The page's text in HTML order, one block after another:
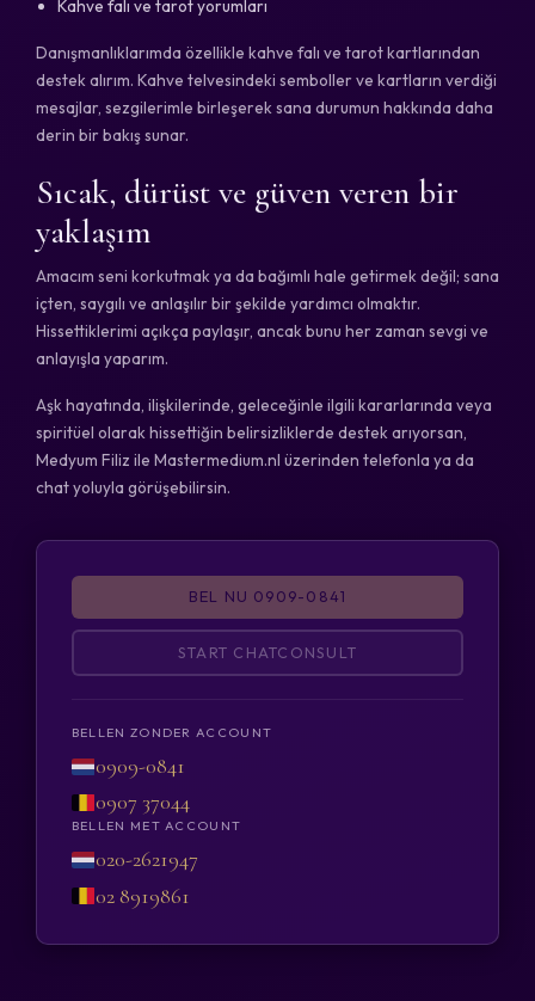
Kahve falı ve tarot yorumları
Danışmanlıklarımda özellikle kahve falı ve tarot kartlarından
destek alırım. Kahve telvesindeki semboller ve kartların verdiği
mesajlar, sezgilerimle birleşerek sana durumun hakkında daha
derin bir bakış sunar.
Sıcak, dürüst ve güven veren bir
yaklaşım
Amacım seni korkutmak ya da bağımlı hale getirmek değil; sana
içten, saygılı ve anlaşılır bir şekilde yardımcı olmaktır.
Hissettiklerimi açıkça paylaşır, ancak bunu her zaman sevgi ve
anlayışla yaparım.
Aşk hayatında, ilişkilerinde, geleceğinle ilgili kararlarında veya
spiritüel olarak hissettiğin belirsizliklerde destek arıyorsan,
Medyum Filiz ile Mastermedium.nl üzerinden telefonla ya da
chat yoluyla görüşebilirsin.
BEL NU 0909-0841
START CHATCONSULT
BELLEN ZONDER ACCOUNT
0909-0841
0907 37044
BELLEN MET ACCOUNT
020-2621947
02 8919861